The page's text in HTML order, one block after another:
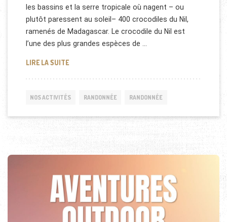
les bassins et la serre tropicale où nagent – ou
plutôt paressent au soleil– 400 crocodiles du Nil,
ramenés de Madagascar. Le crocodile du Nil est
l’une des plus grandes espèces de …
LIRE LA SUITERANDONNÉE FERME DE CROCODILES À DJERBA,
NOS ACTIVITÉS RANDONNÉE RANDONNÉE